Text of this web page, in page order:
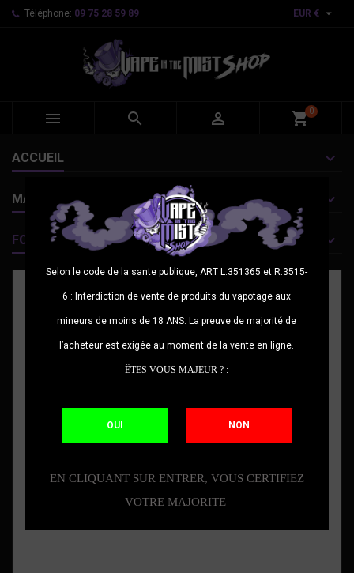
Selon le code de la sante publique, ART L.351365 et R.3515-
6 : Interdiction de vente de produits du vapotage aux
mineurs de moins de 18 ANS. La preuve de majorité de
l’acheteur est exigée au moment de la vente en ligne.
ÊTES VOUS MAJEUR ? :
OUI NON
EN CLIQUANT SUR ENTRER, VOUS CERTIFIEZ
VOTRE MAJORITE
Téléphone: 09 75 28 59 89 EUR € 
   shopping_cart0
ACCUEIL
MARQUES
FOURNISSEURS